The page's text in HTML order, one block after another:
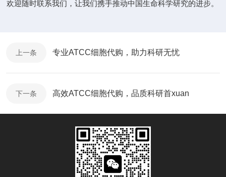
欢迎随时联系我们，让我们携手推动中国生命科学研究的进步。
上一条 专业ATCC细胞代购，助力科研无忧
下一条 高效ATCC细胞代购，品质科研首xuan